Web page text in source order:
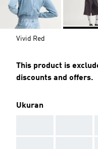
Vivid Red
This product is
discounts and offers.
Ukuran